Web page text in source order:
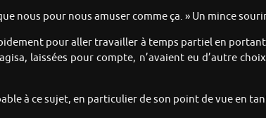
nous pour nous amuser comme ça. » Un mince
pour aller travailler à temps partiel en portant
laissées pour compte, n’avaient eu d’autre
à ce sujet, en particulier de son point de vue en